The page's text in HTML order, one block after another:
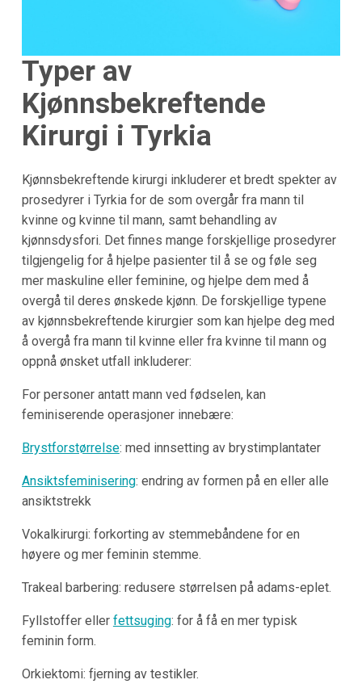
Typer av
Kjønnsbekreftende
Kirurgi i Tyrkia
Kjønnsbekreftende kirurgi inkluderer et bredt spekter av
prosedyrer i Tyrkia for de som overgår fra mann til
kvinne og kvinne til mann, samt behandling av
kjønnsdysfori. Det finnes mange forskjellige prosedyrer
tilgjengelig for å hjelpe pasienter til å se og føle seg
mer maskuline eller feminine, og hjelpe dem med å
overgå til deres ønskede kjønn. De forskjellige typene
av kjønnsbekreftende kirurgier som kan hjelpe deg med
å overgå fra mann til kvinne eller fra kvinne til mann og
oppnå ønsket utfall inkluderer:
For personer antatt mann ved fødselen, kan
feminiserende operasjoner innebære:
Brystforstørrelse: med innsetting av brystimplantater
Ansiktsfeminisering: endring av formen på en eller alle
ansiktstrekk
Vokalkirurgi: forkorting av stemmebåndene for en
høyere og mer feminin stemme.
Trakeal barbering: redusere størrelsen på adams-eplet.
Fyllstoffer eller fettsuging: for å få en mer typisk
feminin form.
Orkiektomi: fjerning av testikler.